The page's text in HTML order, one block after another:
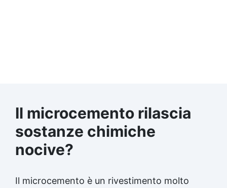
Il microcemento rilascia
sostanze chimiche
nocive?
Il microcemento è un rivestimento molto